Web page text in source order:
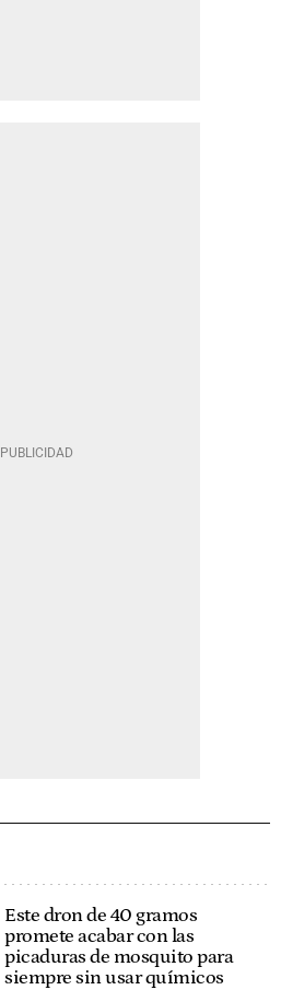
Este dron de 40 gramos
promete acabar con las
picaduras de mosquito para
siempre sin usar químicos